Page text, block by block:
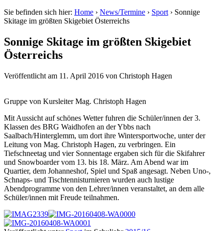
Sie befinden sich hier: Home › News/Termine › Sport › Sonnige
Skitage im größten Skigebiet Österreichs
Sonnige Skitage im größten Skigebiet
Österreichs
Veröffentlicht am 11. April 2016 von Christoph Hagen
Gruppe von Kursleiter Mag. Christoph Hagen
Mit Aussicht auf schönes Wetter fuhren die Schüler/innen der 3.
Klassen des BRG Waidhofen an der Ybbs nach
Saalbach/Hinterglemm, um dort ihre Wintersportwoche, unter der
Leitung von Mag. Christoph Hagen, zu verbringen. Ein
Tiefschneetag und vier Sonnentage ergaben sich für die Skifahrer
und Snowboarder vom 13. bis 18. März. Am Abend war im
Quartier, dem Johanneshof, Spiel und Spaß angesagt. Neben Uno-,
Schnaps- und Tischtennisturnieren wurden auch lustige
Abendprogramme von den Lehrer/innen veranstaltet, an dem alle
Schüler/innen mit Freude teilnahmen.